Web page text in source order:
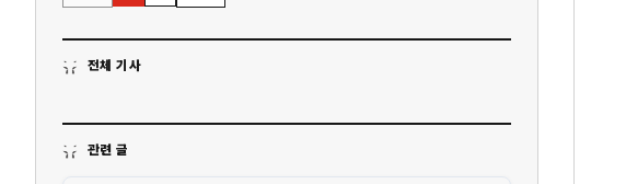
전체 기사
관련 글